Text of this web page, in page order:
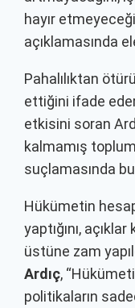
hayır
açıklamasında
Pahalılıktan
ettiğini ifade
etkisini soran
kalmamış
suçlamasında
Hükümetin
yaptığını,
üstüne zam
Ardıç,
politikaların